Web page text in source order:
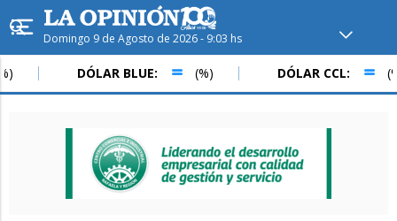
Domingo 9 de Agosto de 2026 - 9:03 hs
Hoy en Rafaela ver clima
Mín / Máx
Humedad
Presión
DÓLAR BLUE: (%) DÓLAR CCL: (%)